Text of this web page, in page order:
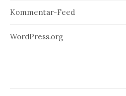
Kommentar-Feed
WordPress.org